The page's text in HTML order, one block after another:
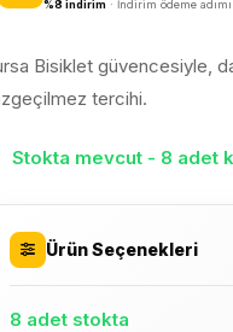
%8 indirim · İndirim ödeme
Bisiklet güvencesiyle,
tercihi.
Stokta mevcut - 8 adet
Ürün Seçenekleri
8 adet stokta